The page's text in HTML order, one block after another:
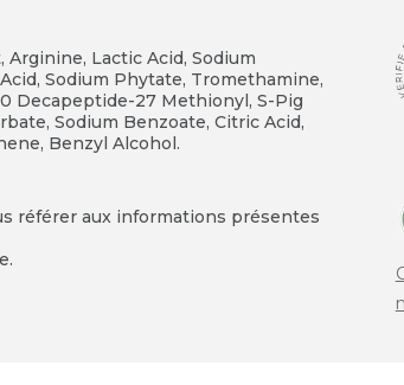
Arginine, Lactic Acid, Sodium
Sodium Phytate, Tromethamine,
Decapeptide-27 Methionyl, S-Pig
Sodium Benzoate, Citric Acid,
Benzyl Alcohol.
référer aux informations présentes